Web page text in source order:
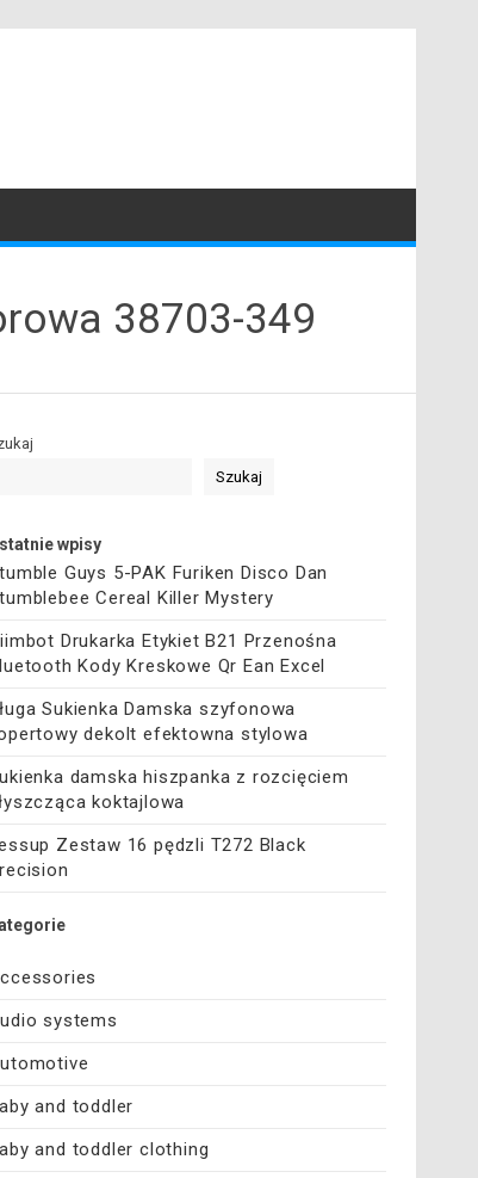
38703-349
Szukaj
wpisy
Guys 5-PAK Furiken Disco Dan
Cereal Killer Mystery
Drukarka Etykiet B21 Przenośna
Kody Kreskowe Qr Ean Excel
Sukienka Damska szyfonowa
dekolt efektowna stylowa
damska hiszpanka z rozcięciem
koktajlowa
Zestaw 16 pędzli T272 Black
systems
and toddler
and toddler clothing